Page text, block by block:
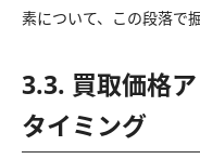
素について、この段落で
3.3. 買取価格
タイミング